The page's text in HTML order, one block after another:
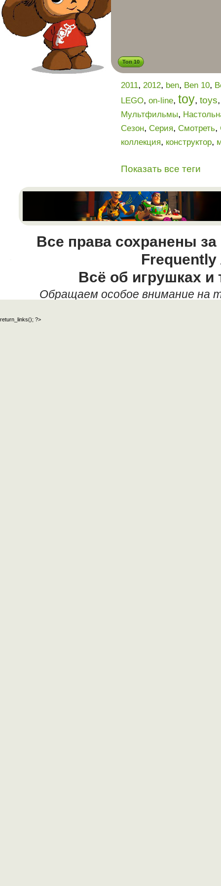
Топ 10
2011, 2012, ben, Ben 10,
LEGO, on-line, toy, toys
Мультфильмы,
Сезон, Серия, Смотреть,
коллекция, конструктор,
Показать все теги
Все права сохранены
Всё об игрушках и
Обращаем особое внимание на
return_links(); ?>